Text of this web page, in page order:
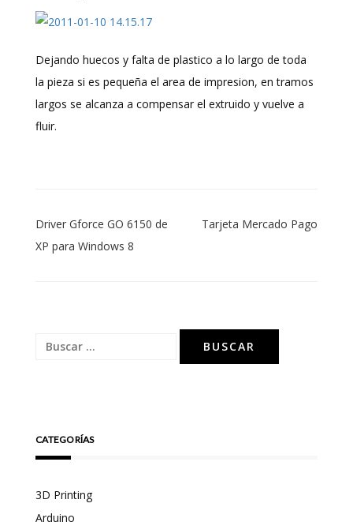
Dejando huecos y falta de plastico a lo largo de toda
la pieza si es pequeña el area de impresion, en tramos
largos se alcanza a compensar el extruido y vuelve a
fluir.
Navegación
de
Driver Gforce GO 6150 de
XP para Windows 8
Tarjeta Mercado Pago
Buscar:
CATEGORÍAS
3D Printing
Arduino